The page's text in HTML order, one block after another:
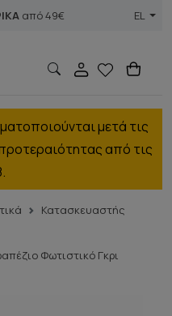
από 49€ EL
μετά τις
από τις
Κατασκευαστής
Φωτιστικό Γκρι